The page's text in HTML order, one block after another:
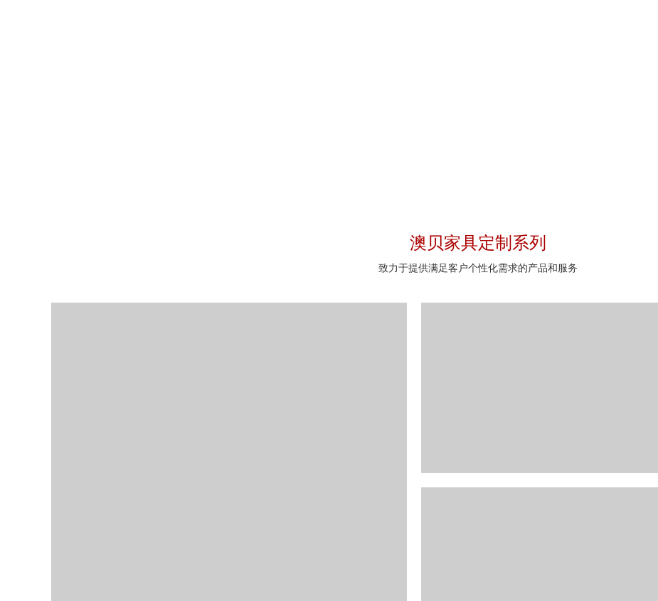
澳贝家具定制系列
致力于提供满足客户个性化需求的产品和服务